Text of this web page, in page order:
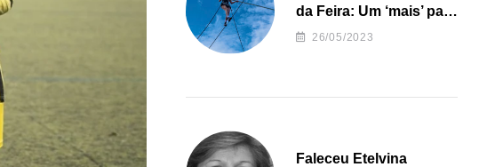
da Feira: Um ‘mais’ para
o Concelho
26/05/2023
Faleceu Etelvina